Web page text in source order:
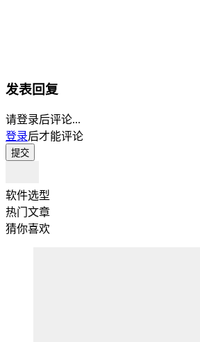
发表回复
请登录后评论...
登录后才能评论
提交
软件选型
热门文章
猜你喜欢